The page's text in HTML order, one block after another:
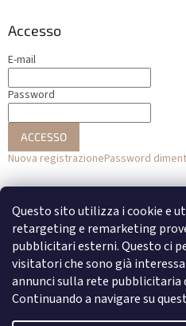
Questo sito utilizza i cookie e
retargeting e remarketing
pubblicitari esterni. Questo ci
visitatori che sono già
annunci sulla rete pubblicitaria
Continuando a navigare su
Accesso
E-mail
Password
ACCESSO
Nuova registrazionePassword
o